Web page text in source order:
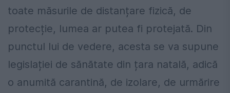
toate măsurile de distanțare fizică, de
protecție, lumea ar putea fi protejată. Din
punctul lui de vedere, acesta se va supune
legislației de sănătate din țara natală, adică
o anumită carantină, de izolare, de urmărire